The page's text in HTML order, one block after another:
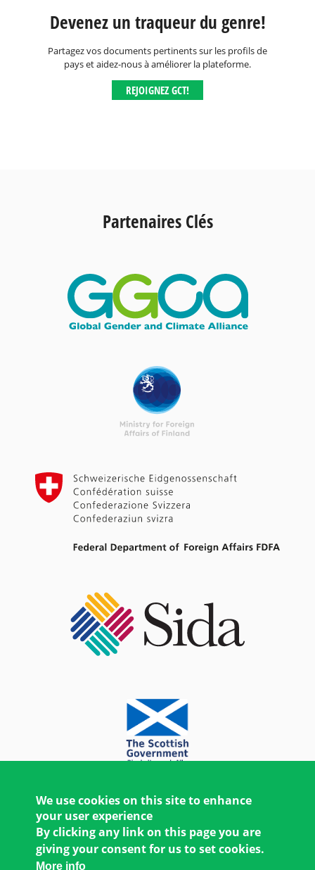
Devenez un traqueur du genre!
Partagez vos documents pertinents sur les profils de
pays et aidez-nous à améliorer la plateforme.
REJOIGNEZ GCT!
Partenaires Clés
We use cookies on this site to enhance
your user experience
By clicking any link on this page you are
giving your consent for us to set cookies.
More info